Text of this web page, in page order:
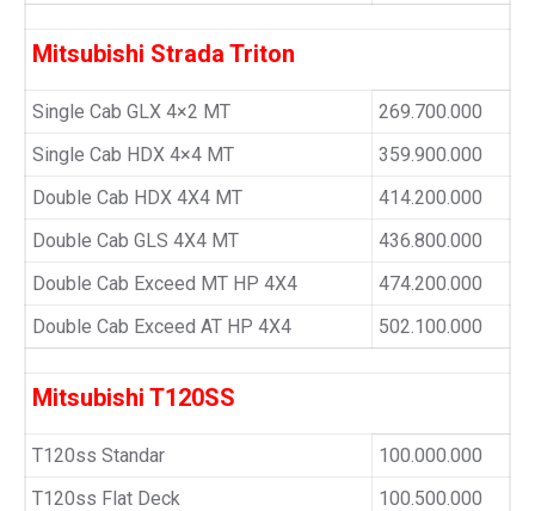
Mitsubishi Strada Triton
Single Cab GLX 4×2 MT
269.700.000
Single Cab HDX 4×4 MT
359.900.000
Double Cab HDX 4X4 MT
414.200.000
Double Cab GLS 4X4 MT
436.800.000
Double Cab Exceed MT HP 4X4
474.200.000
Double Cab Exceed AT HP 4X4
502.100.000
Mitsubishi T120SS
T120ss Standar
100.000.000
T120ss Flat Deck
100.500.000